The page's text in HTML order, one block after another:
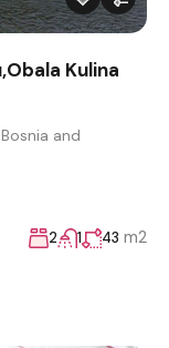
Kulina
and
2 1 43 m2